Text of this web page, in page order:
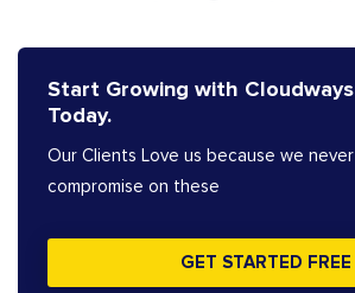
Start Growing with Cloudways
Today.
Our Clients Love us because we never
compromise on these
GET STARTED FREE